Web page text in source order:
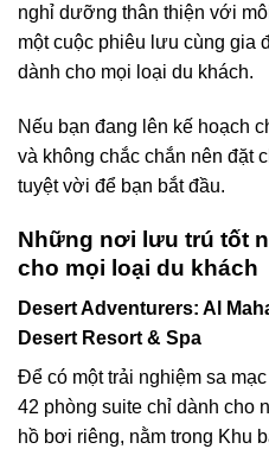
nghỉ dưỡng thân thiện với
một cuộc phiêu lưu cùng gia
dành cho mọi loại du khách.
Nếu bạn đang lên kế hoạch
và không chắc chắn nên đặt
tuyệt vời để bạn bắt đầu.
Những nơi lưu trú tốt
cho mọi loại du khách
Desert Adventurers: Al
Desert Resort & Spa
Để có một trải nghiệm sa
42 phòng suite chỉ dành cho
hồ bơi riêng, nằm trong Khu